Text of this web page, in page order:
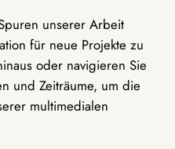
unserer Arbeit
für neue Projekte zu
oder navigieren Sie
und Zeiträume, um die
multimedialen